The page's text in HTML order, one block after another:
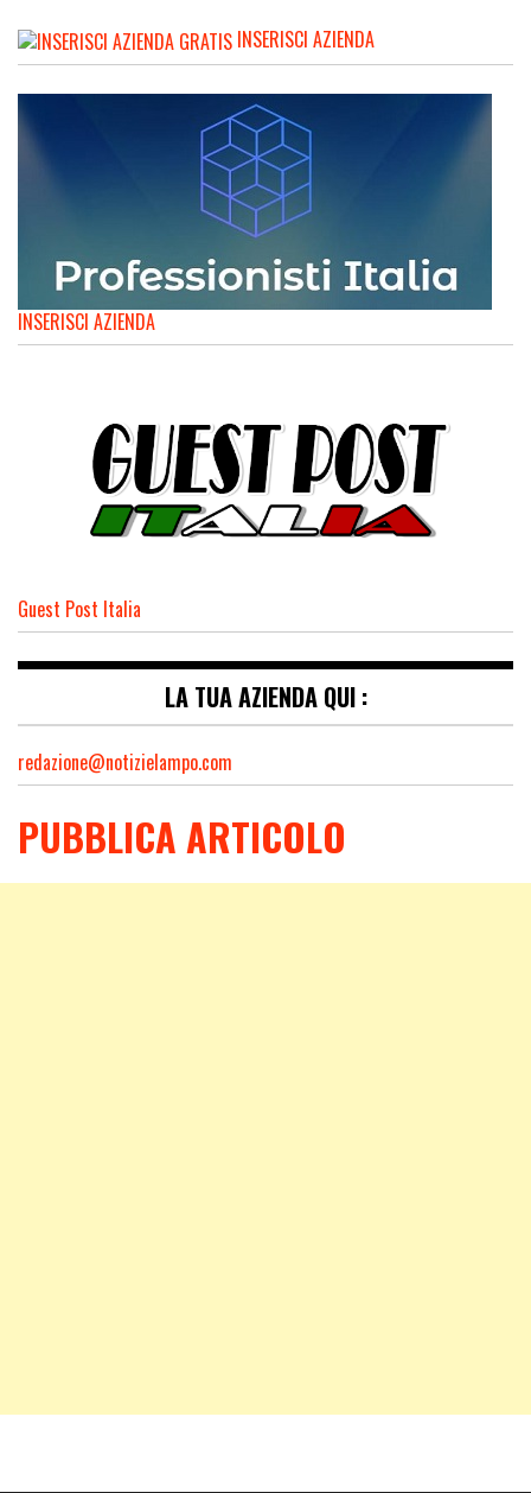
INSERISCI AZIENDA
INSERISCI AZIENDA
Guest Post Italia
LA TUA AZIENDA QUI :
redazione@notizielampo.com
PUBBLICA ARTICOLO